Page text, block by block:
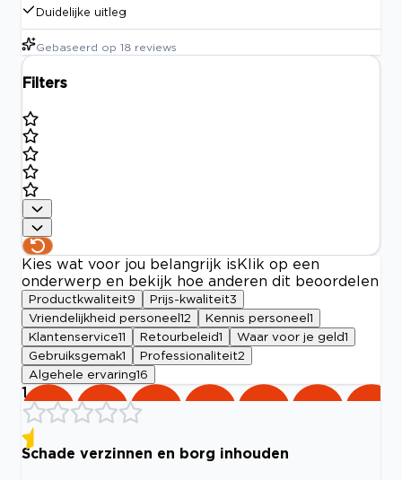
Duidelijke uitleg
Gebaseerd op 18 reviews
Filters
Kies wat voor jou belangrijk is Klik op een
onderwerp en bekijk hoe anderen dit beoordelen
Productkwaliteit9 Prijs-kwaliteit3
Vriendelijkheid personeel 12 Kennis personeel 1
Klantenservice11 Retourbeleid1 Waar voor je geld1
Gebruiksgemak1 Professionaliteit2
Algehele ervaring16
1
Schade verzinnen en borg inhouden